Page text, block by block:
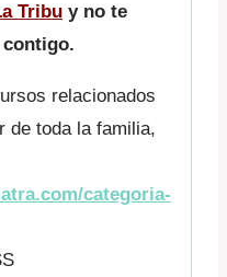
Tribu y no te
relacionados
de toda la familia,
categoria-